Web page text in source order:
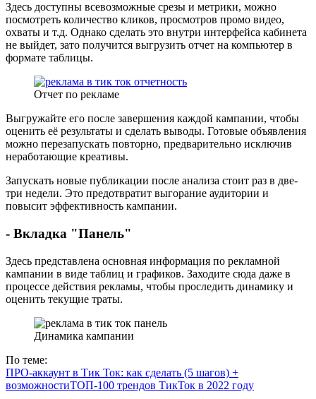
Здесь доступны всевозможные срезы и метрики, можно
посмотреть количество кликов, просмотров промо видео,
охваты и т.д. Однако сделать это внутри интерфейса кабинета
не выйдет, зато получится выгрузить отчет на компьютер в
формате таблицы.
Отчет по рекламе
Выгружайте его после завершения каждой кампании, чтобы
оценить её результаты и сделать выводы. Готовые объявления
можно перезапускать повторно, предварительно исключив
неработающие креативы.
Запускать новые публикации после анализа стоит раз в две-
три недели. Это предотвратит выгорание аудитории и
повысит эффективность кампании.
- Вкладка "Панель"
Здесь представлена основная информация по рекламной
кампании в виде таблиц и графиков. Заходите сюда даже в
процессе действия рекламы, чтобы проследить динамику и
оценить текущие траты.
Динамика кампании
По теме:
ПРО-аккаунт в Тик Ток: как сделать (5 шагов) +
возможностиТОП-100 трендов ТикТок в 2022 году